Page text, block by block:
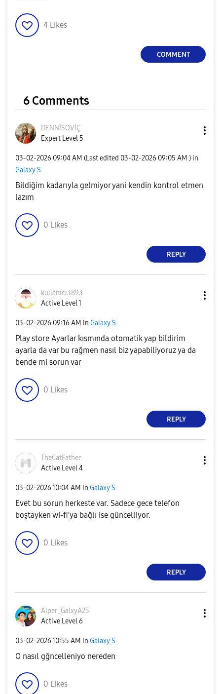
4 Likes
COMMENT
6 Comments
DENNİSOVİÇ
Expert Level 5
‎03-02-2026 09:04 AM (Last edited ‎03-02-2026 09:05 AM ) in
Galaxy S
Bildiğim kadarıyla gelmiyor yani kendin kontrol etmen
lazım
0 Likes
REPLY
kullanıcı3893
Active Level 1
‎03-02-2026 09:16 AM in Galaxy S
Play store Ayarlar kısmında otomatik yap bildirim
ayarla da var bu rağmen nasıl biz yapabiliyoruz ya da
bende mi sorun var
0 Likes
REPLY
TheCatFather
Active Level 4
‎03-02-202610:04 AM in Galaxy S
Evet bu sorun herkeste var. Sadece gece telefon
boştayken wi-fi'ya bağlı ise güncelliyor.
0 Likes
REPLY
Alper_GalxyA25
Active Level 6
‎03-02-202610:55 AM in Galaxy S
O nasıl gğncelleniyo nereden
0 Likes